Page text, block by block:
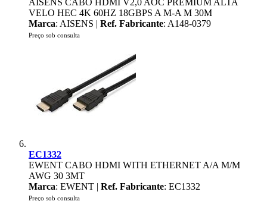
AISENS CABO HDMI V2,0 AOC PREMIUM ALTA
VELO HEC 4K 60HZ 18GBPS A M-A M 30M
Marca: AISENS | Ref. Fabricante: A148-0379
Preço sob consulta
EC1332
EWENT CABO HDMI WITH ETHERNET A/A M/M
AWG 30 3MT
Marca: EWENT | Ref. Fabricante: EC1332
Preço sob consulta